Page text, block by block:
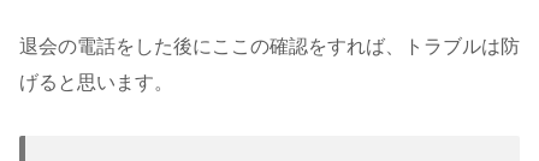
退会の電話をした後にここの確認をすれば、トラブルは防
げると思います。